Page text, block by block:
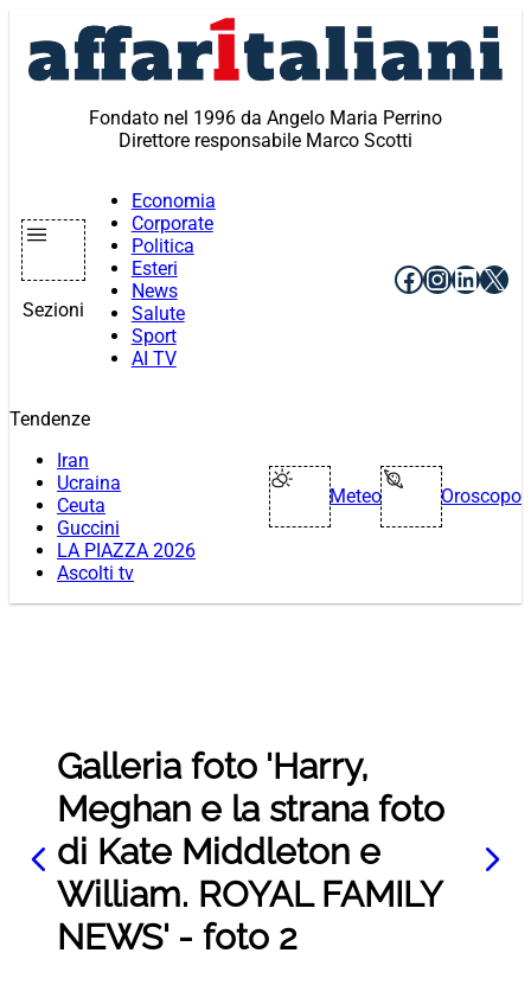
contenuto
Fondato nel 1996 da Angelo Maria Perrino
Direttore responsabile Marco Scotti
Sezioni
Economia
Corporate
Politica
Esteri
News
Salute
Sport
AI TV
Facebook
X
Tendenze
Iran
Ucraina
Ceuta
Guccini
LA PIAZZA 2026
Ascolti tv
Meteo Oroscopo
Galleria foto 'Harry,
Meghan e la strana foto
di Kate Middleton e
William. ROYAL FAMILY
NEWS' - foto 2